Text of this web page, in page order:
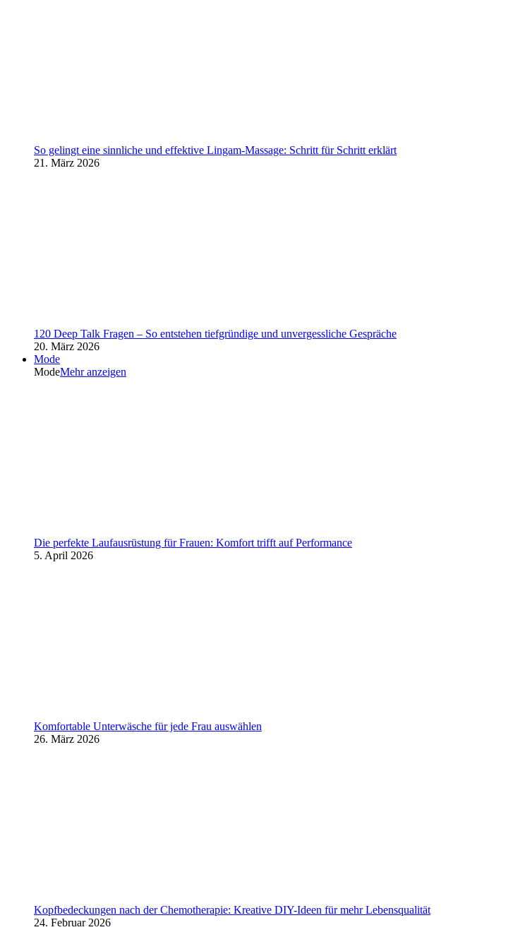
So gelingt eine sinnliche und effektive Lingam-Massage: Schritt für Schritt erklärt
21. März 2026
120 Deep Talk Fragen – So entstehen tiefgründige und unvergessliche Gespräche
20. März 2026
Mode
ModeMehr anzeigen
Die perfekte Laufausrüstung für Frauen: Komfort trifft auf Performance
5. April 2026
Komfortable Unterwäsche für jede Frau auswählen
26. März 2026
Kopfbedeckungen nach der Chemotherapie: Kreative DIY-Ideen für mehr Lebensqualität
24. Februar 2026